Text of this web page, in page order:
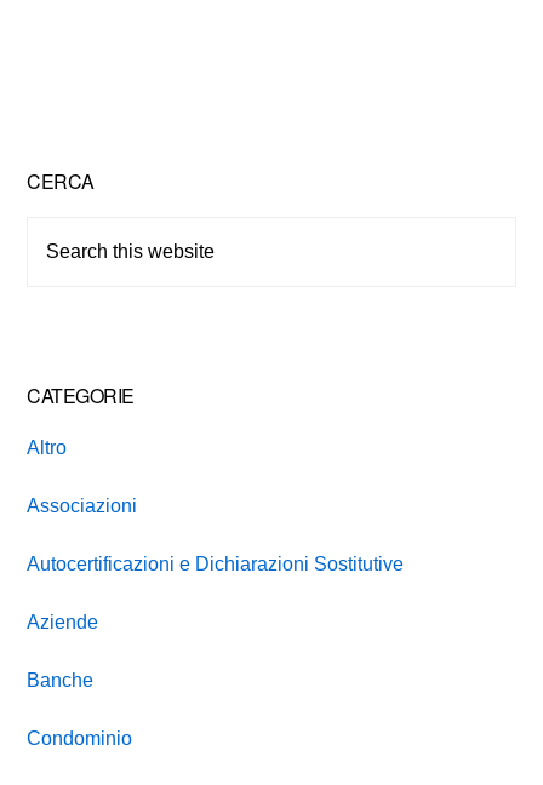
Primary
Sidebar
CERCA
CATEGORIE
Altro
Associazioni
Autocertificazioni e Dichiarazioni Sostitutive
Aziende
Banche
Condominio